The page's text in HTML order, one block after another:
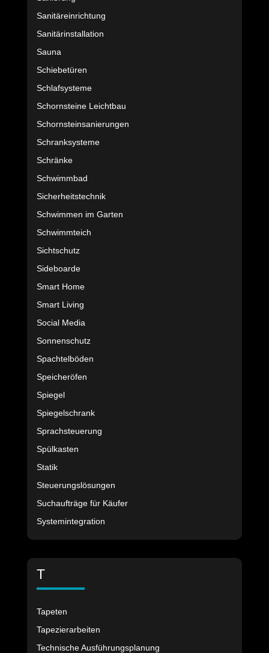
Sanitäreinrichtung
Sanitärinstallation
Sauna
Schiebetüren
Schlafsysteme
Schornsteine Leichtbau
Schornsteinsanierungen
Schranksysteme
Schränke
Schwimmbad
Sicherheitstechnik
Schwimmen im Garten
Schwimmteich
Sichtschutz
Sideboarde
Smart Home
Smart Living
Social Media
Sonnenschutz
Spachtelböden
Speicheröfen
Spiegel
Spiegelschrank
Sprachsteuerung
Spülkasten
Statik
Steuerungslösungen
Suchaufträge für Käufer
Systemintegration
T
Tapeten
Tapezierarbeiten
Technische Ausführungsplanung